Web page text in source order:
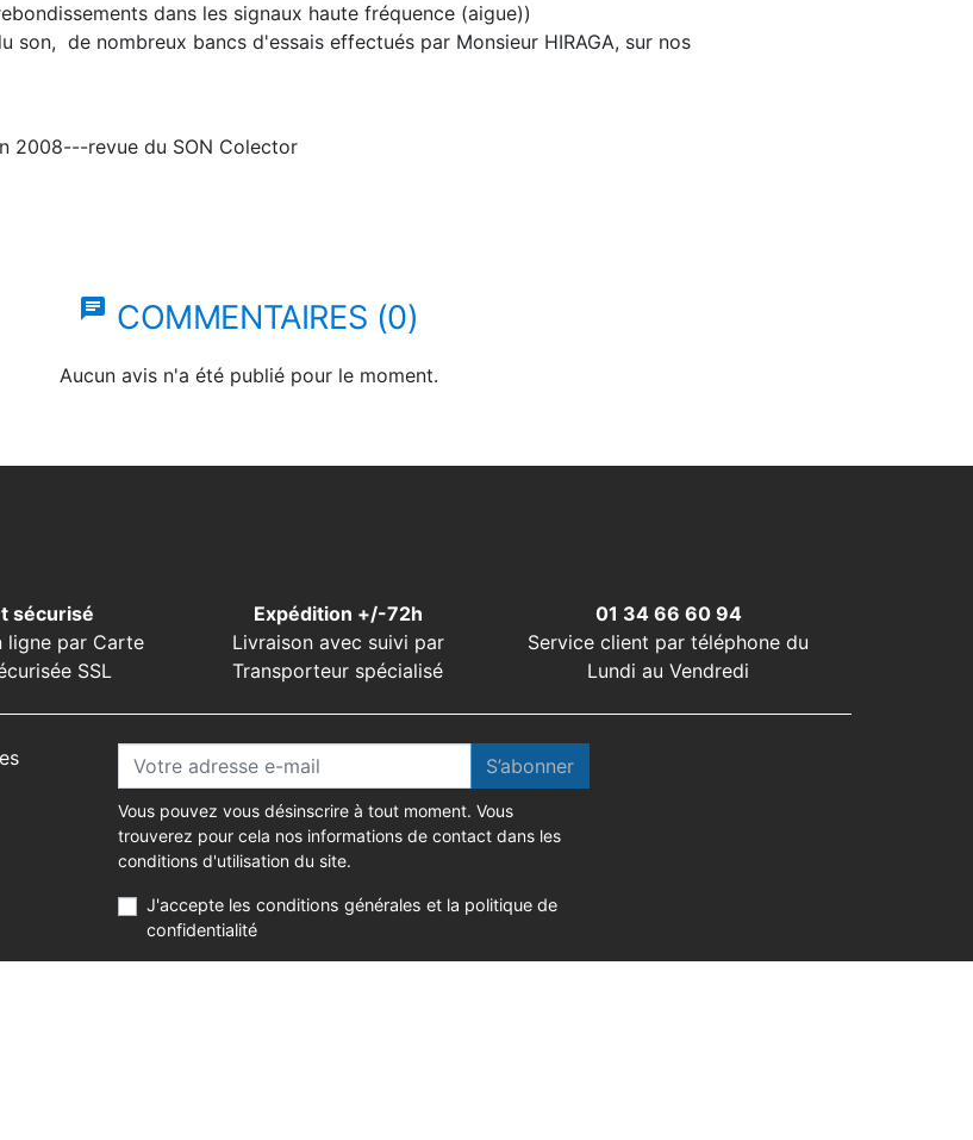
dans les signaux haute fréquence (aigue))
son, de nombreux bancs d'essais effectués par Monsieur HIRAGA, sur nos
2008---revue du SON Colector
chat COMMENTAIRES (0)
Aucun avis n'a été publié pour le moment.
sécurisé
ligne par Carte
SSL
Expédition +/-72h
Livraison avec suivi par
Transporteur spécialisé
01 34 66 60 94
Service client par téléphone du
Lundi au Vendredi
S’abonner
Vous pouvez vous désinscrire à tout moment. Vous
trouverez pour cela nos informations de contact dans les
conditions d'utilisation du site.
J'accepte les conditions générales et la politique de
confidentialité